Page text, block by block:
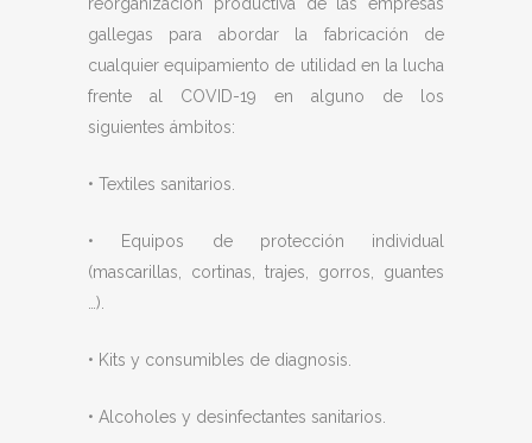
gallegas para abordar la fabricación de
cualquier equipamiento de utilidad en la lucha
frente al COVID-19 en alguno de los
siguientes ámbitos:
• Textiles sanitarios.
• Equipos de protección individual
(mascarillas, cortinas, trajes, gorros, guantes
…).
• Kits y consumibles de diagnosis.
• Alcoholes y desinfectantes sanitarios.